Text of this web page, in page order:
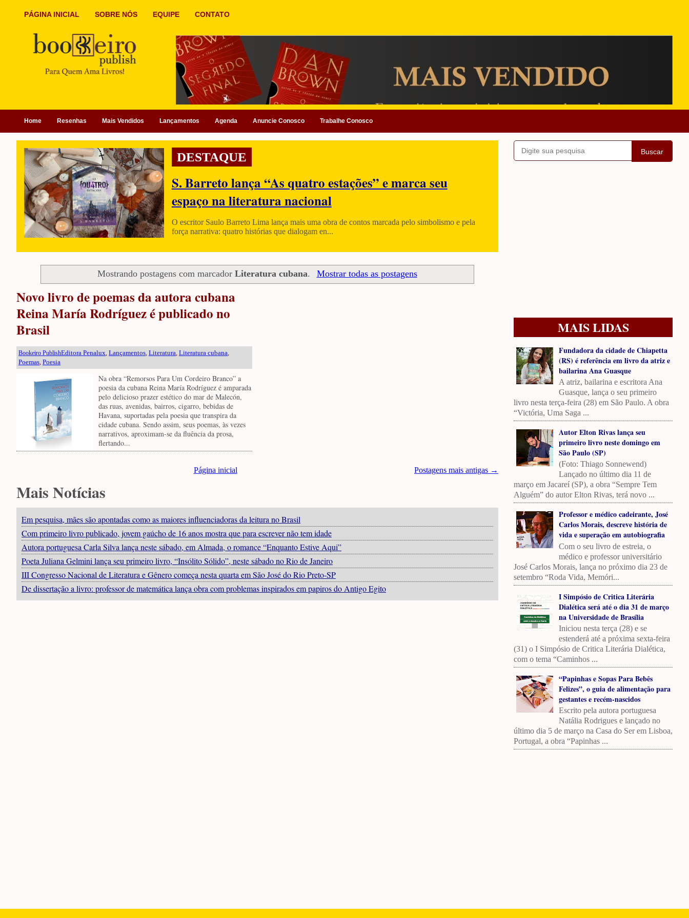
PÁGINA INICIAL SOBRE NÓS EQUIPE CONTATO
Home Resenhas Mais Vendidos Lançamentos Agenda Anuncie Conosco Trabalhe Conosco
DESTAQUE
S. Barreto lança “As quatro estações” e marca seu
espaço na literatura nacional
O escritor Saulo Barreto Lima lança mais uma obra de contos marcada pelo simbolismo e pela
força narrativa: quatro histórias que dialogam en...
Mostrando postagens com marcadorLiteratura cubana. Mostrar todas as postagens
Novo livro de poemas da autora cubana
Reina María Rodríguez é publicado no
Brasil
Bookeiro PublishEditora Penalux Lançamentos Literatura Literatura cubana
Poemas Poesia
Na obra “Remorsos Para Um Cordeiro Branco” a
poesia da cubana Reina María Rodríguez é amparada
pelo delicioso prazer estético do mar de Malecón,
das ruas, avenidas, bairros, cigarro, bebidas de
Havana, suportadas pela poesia que transpira da
cidade cubana. Sendo assim, seus poemas, às vezes
narrativos, aproximam-se da fluência da prosa,
flertando...
Postagens mais antigas →
Página inicial
Mais Notícias
Em pesquisa, mães são apontadas como as maiores influenciadoras da leitura no Brasil
Com primeiro livro publicado, jovem gaúcho de 16 anos mostra que para escrever não tem idade
Autora portuguesa Carla Silva lança neste sábado, em Almada, o romance “Enquanto Estive Aqui”
Poeta Juliana Gelmini lança seu primeiro livro, “Insólito Sólido”, neste sábado no Rio de Janeiro
III Congresso Nacional de Literatura e Gênero começa nesta quarta em São José do Rio Preto-SP
De dissertação a livro: professor de matemática lança obra com problemas inspirados em papiros do Antigo Egito
Buscar
MAIS LIDAS
Fundadora da cidade de Chiapetta
(RS) é referência em livro da atriz e
bailarina Ana Guasque
A atriz, bailarina e escritora Ana
Guasque, lança o seu primeiro
livro nesta terça-feira (28) em São Paulo. A obra
“Victória, Uma Saga ...
Autor Elton Rivas lança seu
primeiro livro neste domingo em
São Paulo (SP)
(Foto: Thiago Sonnewend)
Lançado no último dia 11 de
março em Jacareí (SP), a obra “Sempre Tem
Alguém” do autor Elton Rivas, terá novo ...
Professor e médico cadeirante, José
Carlos Morais, descreve história de
vida e superação em autobiografia
Com o seu livro de estreia, o
médico e professor universitário
José Carlos Morais, lança no próximo dia 23 de
setembro “Roda Vida, Memóri...
I Simpósio de Critica Literária
Dialética será até o dia 31 de março
na Universidade de Brasília
Iniciou nesta terça (28) e se
estenderá até a próxima sexta-feira
(31) o I Simpósio de Critica Literária Dialética,
com o tema “Caminhos ...
“Papinhas e Sopas Para Bebês
Felizes”, o guia de alimentação para
gestantes e recém-nascidos
Escrito pela autora portuguesa
Natália Rodrigues e lançado no
último dia 5 de março na Casa do Ser em Lisboa,
Portugal, a obra “Papinhas ...